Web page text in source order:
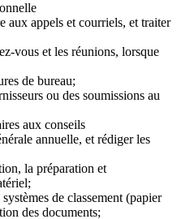
appels et courriels, et traiter
vous et les réunions, lorsque
de bureau;
ou des soumissions au
aux conseils
annuelle, et rédiger les
la préparation et
de classement (papier
des documents;